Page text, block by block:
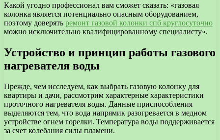
Какой угодно профессионал вам сможет сказать: «газовая
колонка является потенциально опасным оборудованием,
поэтому доверять ремонт газовой колонки спб круглосуточно
можно исключительно квалифицированному специалисту».
Устройство и принцип работы газового
нагревателя воды
Прежде, чем исследуем, как выбрать газовую колонку для
квартиры и дачи, рассмотрим характерные характеристики
проточного нагревателя воды. Данные приспособления
выделяются тем, что вода напрямик разогревается в медном
устройстве огнем горелки. Температура воды поддерживается
за счет колебания силы пламени.